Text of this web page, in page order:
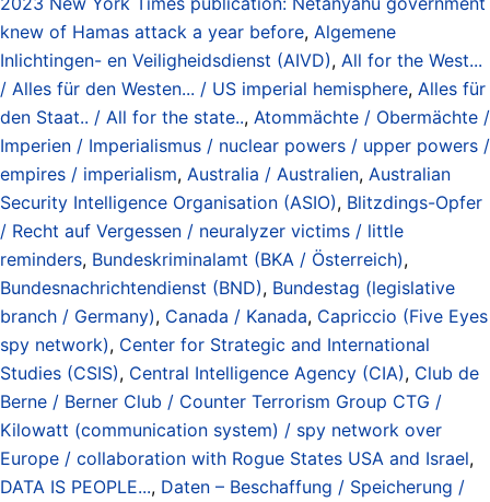
knew of Hamas attack a year before, Algemene
Inlichtingen- en Veiligheidsdienst (AIVD), All for the West...
/ Alles für den Westen... / US imperial hemisphere, Alles für
den Staat.. / All for the state.., Atommächte / Obermächte /
Imperien / Imperialismus / nuclear powers / upper powers /
empires / imperialism, Australia / Australien, Australian
Security Intelligence Organisation (ASIO), Blitzdings-Opfer
/ Recht auf Vergessen / neuralyzer victims / little
reminders, Bundeskriminalamt (BKA / Österreich),
Bundesnachrichtendienst (BND), Bundestag (legislative
branch / Germany), Canada / Kanada, Capriccio (Five Eyes
spy network), Center for Strategic and International
Studies (CSIS), Central Intelligence Agency (CIA), Club de
Berne / Berner Club / Counter Terrorism Group CTG /
Kilowatt (communication system) / spy network over
Europe / collaboration with Rogue States USA and Israel,
DATA IS PEOPLE..., Daten – Beschaffung / Speicherung /